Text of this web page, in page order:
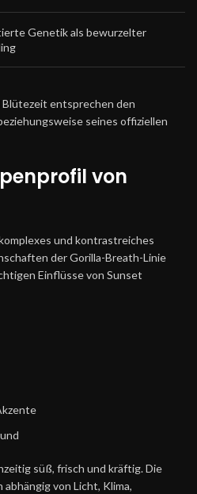
Genetik als bewurzelter
entsprechen den
seines offiziellen
von
und kontrastreiches
der Gorilla-Breath-Linie
Einflüsse von Sunset
süß, frisch und kräftig. Die
von Licht, Klima,